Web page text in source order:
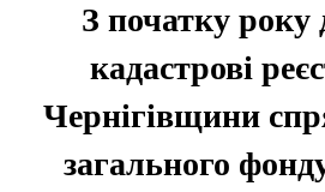
З початку року
кадастрові
Чернігівщини
загального